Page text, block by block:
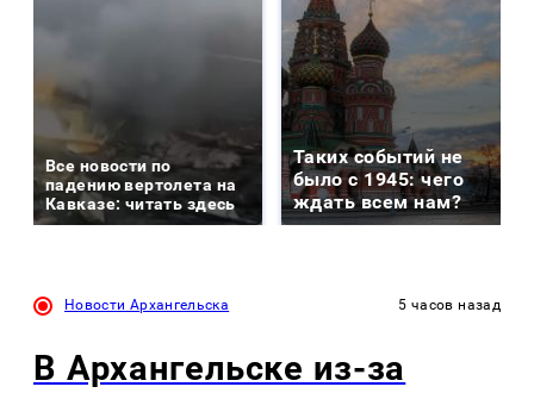
Все новости по
падению вертолета на
Кавказе: читать здесь
Таких событий не
было с 1945: чего
ждать всем нам?
Новости Архангельска 5 часов назад
В Архангельске из-за